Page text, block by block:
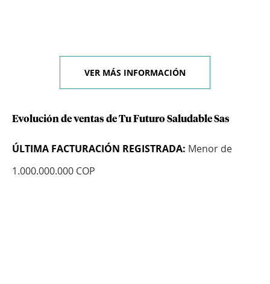
VER MÁS INFORMACIÓN
Evolución de ventas de Tu Futuro Saludable Sas
ÚLTIMA FACTURACIÓN REGISTRADA: Menor de
1.000.000.000 COP